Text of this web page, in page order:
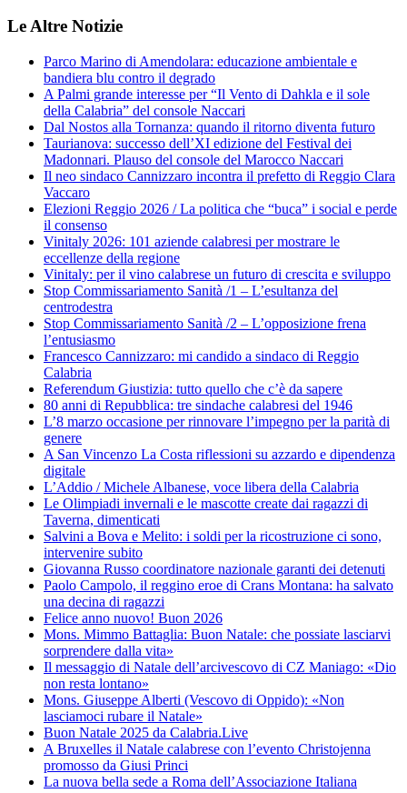
Le Altre Notizie
Parco Marino di Amendolara: educazione ambientale e
bandiera blu contro il degrado
A Palmi grande interesse per “Il Vento di Dahkla e il sole
della Calabria” del console Naccari
Dal Nostos alla Tornanza: quando il ritorno diventa futuro
Taurianova: successo dell’XI edizione del Festival dei
Madonnari. Plauso del console del Marocco Naccari
Il neo sindaco Cannizzaro incontra il prefetto di Reggio Clara
Vaccaro
Elezioni Reggio 2026 / La politica che “buca” i social e perde
il consenso
Vinitaly 2026: 101 aziende calabresi per mostrare le
eccellenze della regione
Vinitaly: per il vino calabrese un futuro di crescita e sviluppo
Stop Commissariamento Sanità /1 – L’esultanza del
centrodestra
Stop Commissariamento Sanità /2 – L’opposizione frena
l’entusiasmo
Francesco Cannizzaro: mi candido a sindaco di Reggio
Calabria
Referendum Giustizia: tutto quello che c’è da sapere
80 anni di Repubblica: tre sindache calabresi del 1946
L’8 marzo occasione per rinnovare l’impegno per la parità di
genere
A San Vincenzo La Costa riflessioni su azzardo e dipendenza
digitale
L’Addio / Michele Albanese, voce libera della Calabria
Le Olimpiadi invernali e le mascotte create dai ragazzi di
Taverna, dimenticati
Salvini a Bova e Melito: i soldi per la ricostruzione ci sono,
intervenire subito
Giovanna Russo coordinatore nazionale garanti dei detenuti
Paolo Campolo, il reggino eroe di Crans Montana: ha salvato
una decina di ragazzi
Felice anno nuovo! Buon 2026
Mons. Mimmo Battaglia: Buon Natale: che possiate lasciarvi
sorprendere dalla vita»
Il messaggio di Natale dell’arcivescovo di CZ Maniago: «Dio
non resta lontano»
Mons. Giuseppe Alberti (Vescovo di Oppido): «Non
lasciamoci rubare il Natale»
Buon Natale 2025 da Calabria.Live
A Bruxelles il Natale calabrese con l’evento Christojenna
promosso da Giusi Princi
La nuova bella sede a Roma dell’Associazione Italiana